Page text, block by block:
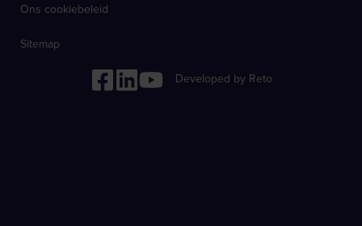
Ons cookiebeleid
Sitemap
Developed by Reto